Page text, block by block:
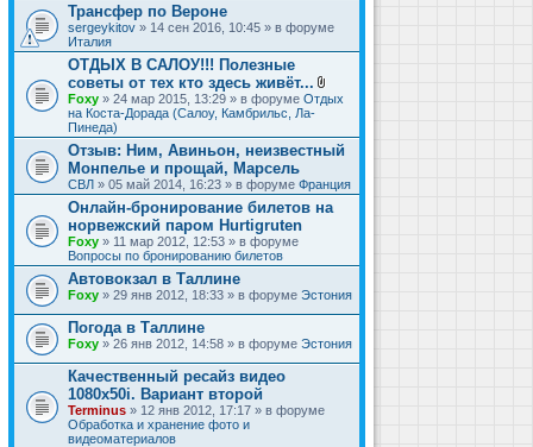
Трансфер по Вероне
sergeykitov » 14 сен 2016, 10:45 » в форуме
Италия
ОТДЫХ В САЛОУ!!! Полезные
советы от тех кто здесь живёт...
В
л
ж
е
и
я
Foxy » 24 мар 2015, 13:29 » в форуме Отдых
на Коста-Дорада (Салоу, Камбрильс, Ла-
Пинеда)
Отзыв: Ним, Авиньон, неизвестный
Монпелье и прощай, Марсель
СВЛ » 05 май 2014, 16:23 » в форуме Франция
Онлайн-бронирование билетов на
норвежский паром Hurtigruten
Foxy » 11 мар 2012, 12:53 » в форуме
Вопросы по бронированию билетов
Автовокзал в Таллине
Foxy » 29 янв 2012, 18:33 » в форуме Эстония
Погода в Таллине
Foxy » 26 янв 2012, 14:58 » в форуме Эстония
Качественный ресайз видео
1080x50i. Вариант второй
Terminus » 12 янв 2012, 17:17 » в форуме
Обработка и хранение фото и
видеоматериалов